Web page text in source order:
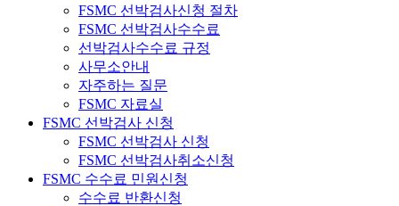
FSMC 선박검사신청 절차
FSMC 선박검사수수료
선박검사수수료 규정
사무소안내
자주하는 질문
FSMC 자료실
FSMC 선박검사 신청
FSMC 선박검사 신청
FSMC 선박검사취소신청
FSMC 수수료 민원신청
수수료 반환신청